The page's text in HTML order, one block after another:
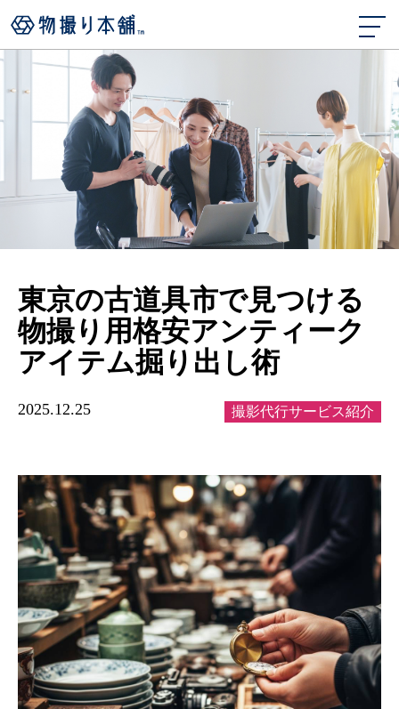
東京の古道具市で見つける
物撮り用格安アンティーク
アイテム掘り出し術
2025.12.25 撮影代行サービス紹介